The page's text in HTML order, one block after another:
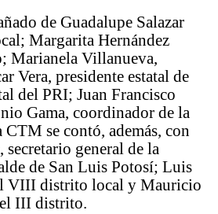
de Guadalupe Salazar
Margarita Hernández
Marianela Villanueva,
Vera, presidente estatal de
del PRI; Juan Francisco
Gama, coordinador de la
se contó, además, con
secretario general de la
de San Luis Potosí; Luis
VIII distrito local y Mauricio
III distrito.